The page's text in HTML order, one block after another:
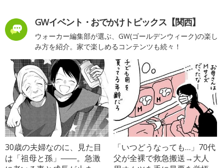
GWイベント・おでかけトピックス【関西】
ウォーカー編集部が選ぶ、GW(ゴールデンウィーク)の楽し
み方を紹介。家で楽しめるコンテンツも続々！
30歳の夫婦なのに、見た目
は「祖母と孫」――。急激
「いつどうなっても…」70代
父が全裸で救急搬送→大人